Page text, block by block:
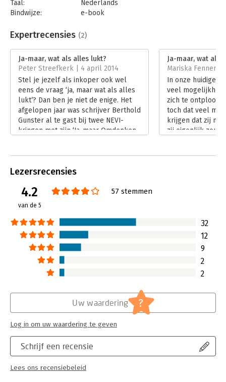
Taal:
Nederlands
Bindwijze:
e-book
Bestandsformaat:
epub
Uitgever:
AW Bruna
Druk:
2
Verschijningsdatum:
17-5-2021
Hoofdrubriek: Persoonlijke effectiviteit
Expertrecensies (2)
Ja-maar, wat als alles lukt?
Peter Streefkerk | 4 april 2014
Stel je jezelf als inkoper ook wel
eens de vraag ‘ja, maar wat als alles
lukt’? Dan ben je niet de enige. Het
afgelopen jaar was schrijver Berthold
Gunster al te gast bij twee NEVI-
kringen met zijn ‘Ja-maar Omdenken
auteur van het boek ‘Ja-maar wat als
meer dan 30.000 keer verkocht. In
het genre populaire psychologie is
auteur.
Lees verder
Ja-maar, wat als
Mariska
In onze huidige
veel
zich te
toch dat veel
krijgen dat zij
zij eigenlijk
verzorgt
bedrijven en
Lees verder
Lezersrecensies
4.2
van de 5
57 stemmen
32
12
9
2
2
Schrijf een recensie
Lees ons recensiebeleid
Uw waardering ?
Log in om uw waardering te geven